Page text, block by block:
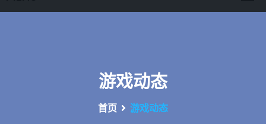
游戏动态
首页 游戏动态